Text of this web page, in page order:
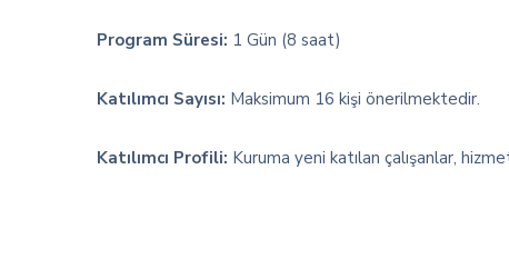
Program Süresi: 1 Gün (8 saat)
Katılımcı Sayısı: Maksimum 16 kişi önerilmektedir.
Katılımcı Profili: Kuruma yeni katılan çalışanlar,